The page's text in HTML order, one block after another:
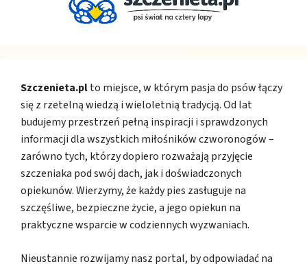
Szczenieta.plto miejsce, w którym pasja do psów łączy
się z rzetelną wiedzą i wieloletnią tradycją. Od lat
budujemy przestrzeń pełną inspiracji i sprawdzonych
informacji dla wszystkich miłośników czworonogów –
zarówno tych, którzy dopiero rozważają przyjęcie
szczeniaka pod swój dach, jak i doświadczonych
opiekunów. Wierzymy, że każdy pies zasługuje na
szczęśliwe, bezpieczne życie, a jego opiekun na
praktyczne wsparcie w codziennych wyzwaniach.
Nieustannie rozwijamy nasz portal, by odpowiadać na